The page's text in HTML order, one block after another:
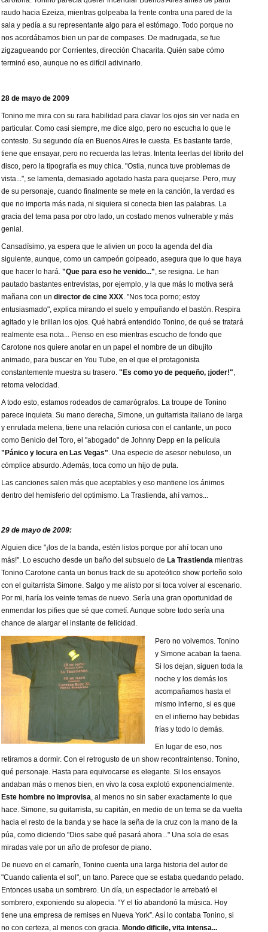
raudo hacia Ezeiza, mientras golpeaba la frente contra una pared de la
sala y pedía a su representante algo para el estómago. Todo porque no
nos acordábamos bien un par de compases. De madrugada, se fue
zigzagueando por Corrientes, dirección Chacarita. Quién sabe cómo
terminó eso, aunque no es difícil adivinarlo.
28 de mayo de 2009
Tonino me mira con su rara habilidad para clavar los ojos sin ver nada en
particular. Como casi siempre, me dice algo, pero no escucha lo que le
contesto. Su segundo día en Buenos Aires le cuesta. Es bastante tarde,
tiene que ensayar, pero no recuerda las letras. Intenta leerlas del librito del
disco, pero la tipografía es muy chica. "Ostia, nunca tuve problemas de
vista...", se lamenta, demasiado agotado hasta para quejarse. Pero, muy
de su personaje, cuando finalmente se mete en la canción, la verdad es
que no importa más nada, ni siquiera si conecta bien las palabras. La
gracia del tema pasa por otro lado, un costado menos vulnerable y más
genial.
Cansadísimo, ya espera que le alivien un poco la agenda del día
siguiente, aunque, como un campeón golpeado, asegura que lo que haya
que hacer lo hará. "Que para eso he venido..." , se resigna. Le han
pautado bastantes entrevistas, por ejemplo, y la que más lo motiva será
mañana con un director de cine XXX . "Nos toca porno; estoy
entusiasmado", explica mirando el suelo y empuñando el bastón. Respira
agitado y le brillan los ojos. Qué habrá entendido Tonino, de qué se tratará
realmente esa nota... Pienso en eso mientras escucho de fondo que
Carotone nos quiere anotar en un papel el nombre de un dibujito
animado, para buscar en You Tube, en el que el protagonista
constantemente muestra su trasero. "Es como yo de pequeño, ¡joder!"
retoma velocidad.
A todo esto, estamos rodeados de camarógrafos. La troupe de Tonino
parece inquieta. Su mano derecha, Simone, un guitarrista italiano de larga
y enrulada melena, tiene una relación curiosa con el cantante, un poco
como Benicio del Toro, el "abogado" de Johnny Depp en la película
"Pánico y locura en Las Vegas". Una especie de asesor nebuloso, un
cómplice absurdo. Además, toca como un hijo de puta.
Las canciones salen más que aceptables y eso mantiene los ánimos
dentro del hemisferio del optimismo. La Trastienda, ahí vamos...
29 de mayo de 2009:
Alguien dice "¡los de la banda, estén listos porque por ahí tocan uno
más!". Lo escucho desde un baño del subsuelo de La Trastienda mientras
Tonino Carotone canta un bonus track de su apoteótico show porteño solo
con el guitarrista Simone. Salgo y me alisto por si toca volver al escenario.
Por mi, haría los veinte temas de nuevo. Sería una gran oportunidad de
enmendar los pifies que sé que cometí. Aunque sobre todo sería una
chance de alargar el instante de felicidad.
Pero no volvemos. Tonino
y Simone acaban la faena.
Si los dejan, siguen toda la
noche y los demás los
acompañamos hasta el
mismo infierno, si es que
en el infierno hay bebidas
frías y todo lo demás.
En lugar de eso, nos
retiramos a dormir. Con el retrogusto de un show recontraintenso. Tonino,
qué personaje. Hasta para equivocarse es elegante. Si los ensayos
andaban más o menos bien, en vivo la cosa explotó exponencialmente.
Este hombre no improvisa , al menos no sin saber exactamente lo que
hace. Simone, su guitarrista, su capitán, en medio de un tema se da vuelta
hacia el resto de la banda y se hace la seña de la cruz con la mano de la
púa, como diciendo "Dios sabe qué pasará ahora..." Una sola de esas
miradas vale por un año de profesor de piano.
De nuevo en el camarín, Tonino cuenta una larga historia del autor de
"Cuando calienta el sol", un tano. Parece que se estaba quedando pelado.
Entonces usaba un sombrero. Un día, un espectador le arrebató el
sombrero, exponiendo su alopecia. “Y el tío abandonó la música. Hoy
tiene una empresa de remises en Nueva York”. Así lo contaba Tonino, si
no con certeza, al menos con gracia. Mondo dificile, vita intensa...